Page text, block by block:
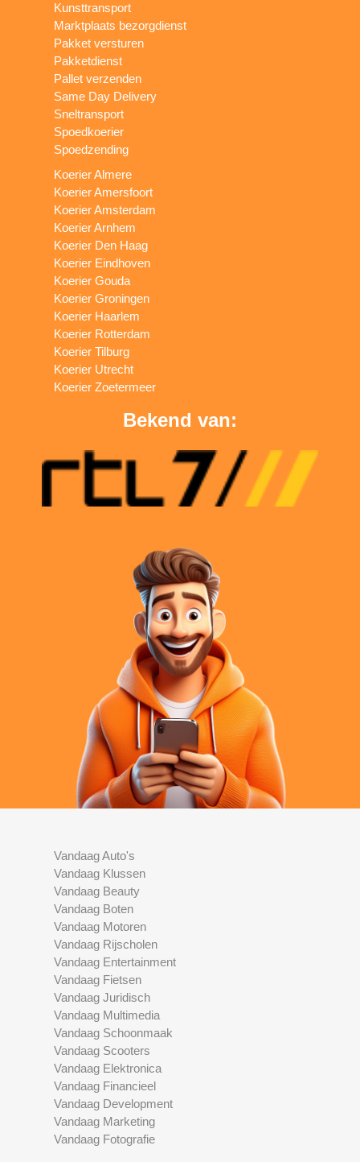
Kunsttransport
Marktplaats bezorgdienst
Pakket versturen
Pakketdienst
Pallet verzenden
Same Day Delivery
Sneltransport
Spoedkoerier
Spoedzending
Koerier Almere
Koerier Amersfoort
Koerier Amsterdam
Koerier Arnhem
Koerier Den Haag
Koerier Eindhoven
Koerier Gouda
Koerier Groningen
Koerier Haarlem
Koerier Rotterdam
Koerier Tilburg
Koerier Utrecht
Koerier Zoetermeer
Bekend van:
Vandaag Auto's
Vandaag Klussen
Vandaag Beauty
Vandaag Boten
Vandaag Motoren
Vandaag Rijscholen
Vandaag Entertainment
Vandaag Fietsen
Vandaag Juridisch
Vandaag Multimedia
Vandaag Schoonmaak
Vandaag Scooters
Vandaag Elektronica
Vandaag Financieel
Vandaag Development
Vandaag Marketing
Vandaag Fotografie